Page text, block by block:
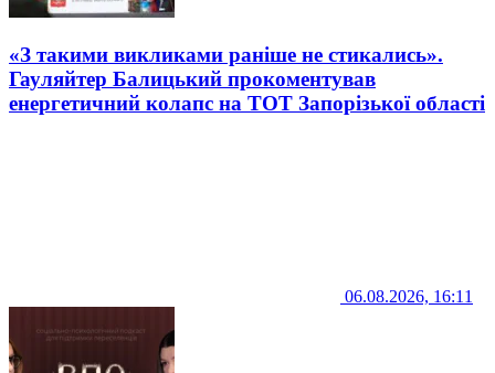
«З такими викликами раніше не стикались».
Гауляйтер Балицький прокоментував
енергетичний колапс на ТОТ Запорізької області
06.08.2026, 16:11